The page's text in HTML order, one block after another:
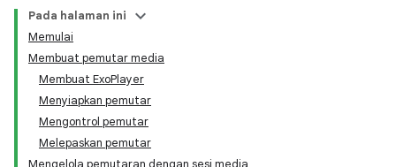
Pada halaman ini
Memulai
Membuat pemutar media
Membuat ExoPlayer
Menyiapkan pemutar
Mengontrol pemutar
Melepaskan pemutar
Mengelola pemutaran dengan sesi media